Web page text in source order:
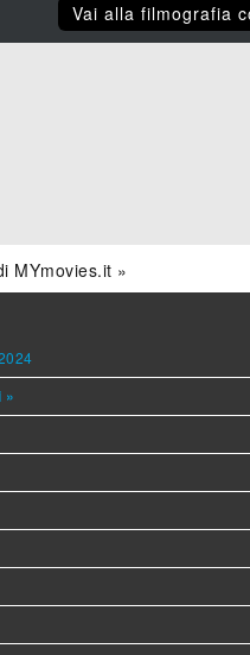
Vai alla filmografia
MYmovies.it »
»